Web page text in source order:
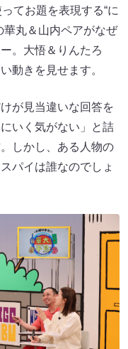
てお題を表現する“に
華丸＆山内ペアがなぜ
。大悟＆りんたろ
動きを見せます。
が見当違いな回答を
いく気がない」と詰
しかし、ある人物の
パイは誰なのでしょ